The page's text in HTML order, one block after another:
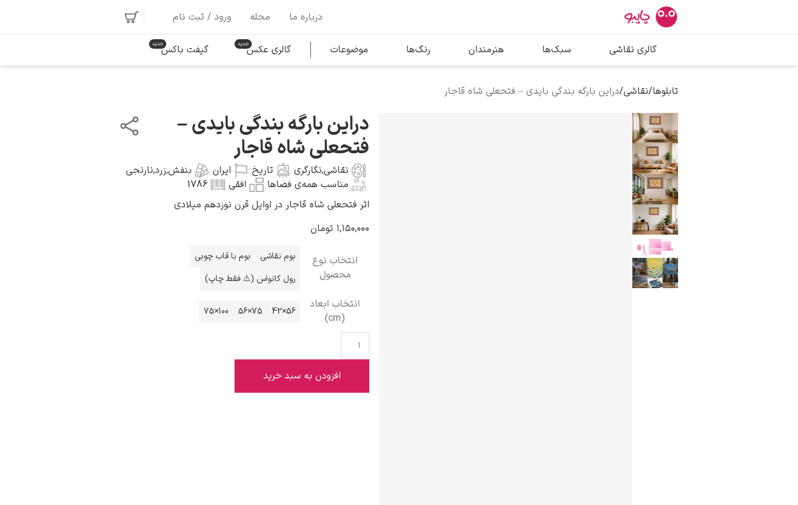
بیشترین جستجوها
پیکاسو
سالوادور دالی
محبوب‌ترین هنرمندان
درباره ما مجله ورود / ثبت نام
گالری نقاشی سبک‌ها هنرمندان رنگ‌ها موضوعات گالری عکس گیفت باکس
تابلوها/نقاشی/دراین بارگه بندگی بایدی – فتحعلی شاه قاجار
دراین بارگه بندگی بایدی –
فتحعلی شاه قاجار
نقاشی,نگارگری تاریخ ایران بنفش,زرد,نارنجی
مناسب همه‌ی فضاها
افقی
1786
اثر فتحعلی شاه قاجار در اوایل قرن نوزدهم میلادی
۱,۱۵۰,۰۰۰ تومان
انتخاب نوع
محصول
بوم نقاشی
بوم با قاب چوبی
رول کانواس (⚠️ فقط چاپ)
انتخاب ابعاد
(cm)
56×42
75×56
100×75
افزودن به سبد خرید